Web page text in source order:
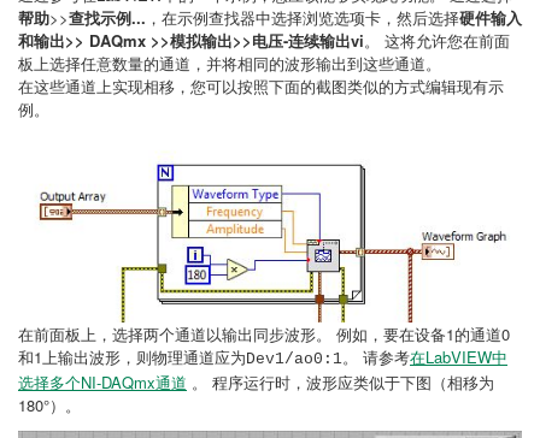
帮助>>查找示例... ，在示例查找器中选择浏览选项卡，然后选择硬件输入
和输出>> DAQmx >>模拟输出>>电压-连续输出vi。 这将允许您在前面
板上选择任意数量的通道，并将相同的波形输出到这些通道。
在这些通道上实现相移，您可以按照下面的截图类似的方式编辑现有示
例。
在前面板上，选择两个通道以输出同步波形。 例如，要在设备1的通道0
和1上输出波形，则物理通道应为 Dev1/ao0:1。 请参考在LabVIEW中
选择多个NI-DAQmx通道 。 程序运行时，波形应类似于下图（相移为
180°）。